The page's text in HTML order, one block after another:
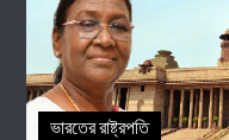
ভারতের রাষ্ট্রপতি